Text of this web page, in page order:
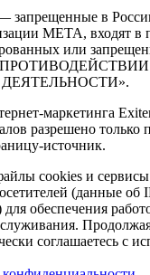
запрещенные в
META, входят в
или
ПРОТИВОДЕЙСТВИИ
маркетинга
разрешено только
источник.
cookies и сервисы
(данные об
обеспечения
соглашаетесь с